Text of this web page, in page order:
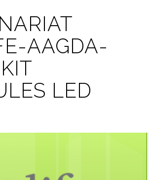
AAGDA-
LED